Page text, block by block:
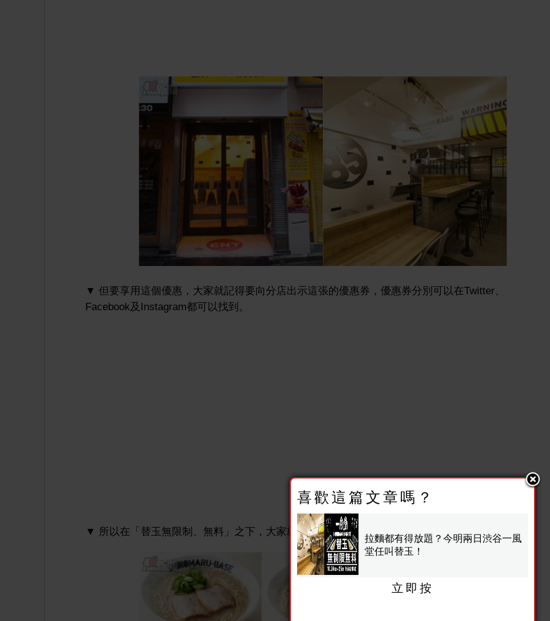
▼ 但要享用這個優惠，大家就記得要向分店出示這張的優惠券，優惠券分別可以在Twitter、
Facebook及Instagram都可以找到。
▼ 所以在「替玉無限制、無料」之下，大家就可以為一風堂的招牌拉麵盡情無限添食了！
喜歡這篇文章嗎？
拉麵都有得放題？今明兩日渋谷一風
堂任叫替玉！
立即按